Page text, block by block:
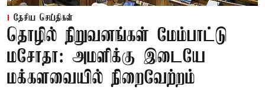
தேசிய செய்திகள்
தொழில் நிறுவனங்கள் மேம்பாட்டு
மசோதா: அமளிக்கு இடையே
மக்களவையில் நிறைவேற்றம்